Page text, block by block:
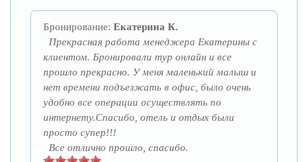
Бронирование: Екатерина К.
Прекрасная работа менеджера Екатерины с
клиентом. Бронировали тур онлайн и все
прошло прекрасно. У меня маленький малыш и
нет времени подъезжать в офис, было очень
удобно все операции осуществлять по
интернету.Спасибо, отель и отдых были
просто супер!!!
Все отлично прошло, спасибо.